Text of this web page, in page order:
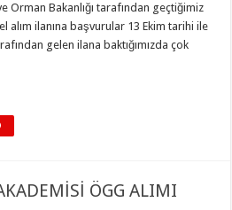
Orman Bakanlığı tarafından geçtiğimiz
alım ilanına başvurular 13 Ekim tarihi ile
gelen ilana baktığımızda çok
ÖGG ALIMI